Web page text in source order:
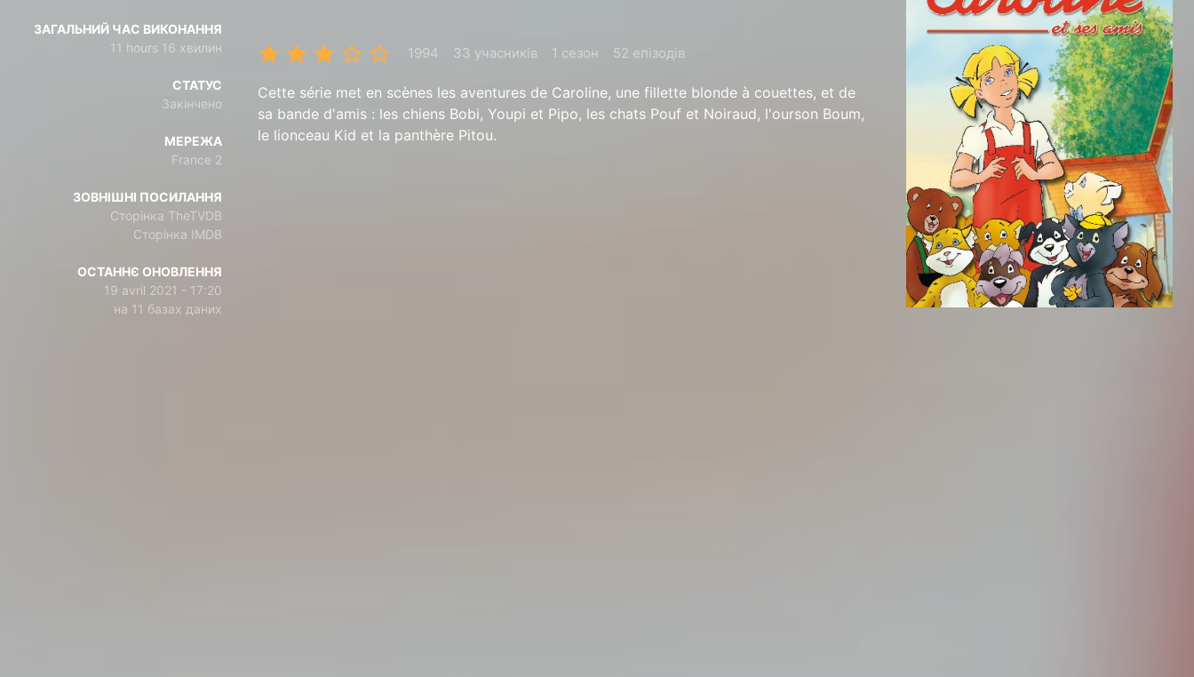
ЗАГАЛЬНИЙ ЧАС ВИКОНАННЯ
11 hours 16 хвилин
СТАТУС
Закінчено
МЕРЕЖА
France 2
ЗОВНІШНІ ПОСИЛАННЯ
Сторінка TheTVDB
Сторінка IMDB
ОСТАННЄ ОНОВЛЕННЯ
19 avril 2021 - 17:20
на 11 базах даних
1994 33 учасників 1 сезон 52 епізодів
Cette série met en scènes les aventures de Caroline, une fillette blonde à couettes, et de
sa bande d'amis : les chiens Bobi, Youpi et Pipo, les chats Pouf et Noiraud, l'ourson Boum,
le lionceau Kid et la panthère Pitou.